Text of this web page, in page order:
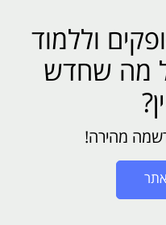
וללמוד
מה שחדש
מהירה!